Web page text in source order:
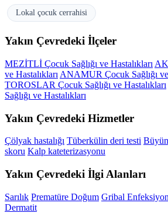
Lokal çocuk cerrahisi
Yakın Çevredeki İlçeler
MEZİTLİ Çocuk Sağlığı ve Hastalıkları
ve Hastalıkları ANAMUR Çocuk Sağlığı ve
TOROSLAR Çocuk Sağlığı ve Hastalıkları
Sağlığı ve Hastalıkları
Yakın Çevredeki Hizmetler
Çölyak hastalığı Tüberkülin deri testi
skoru Kalp kateterizasyonu
Yakın Çevredeki İlgi Alanları
Sarılık Prematüre Doğum Gribal Enfeksiyon
Dermatit